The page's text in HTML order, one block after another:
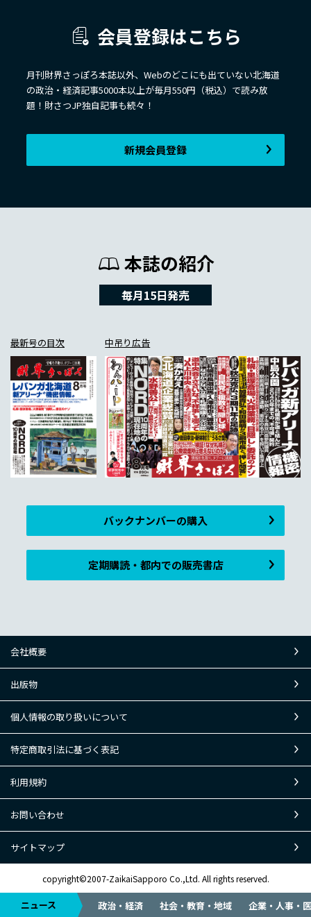
ニュース 政治・経済 社会・教育・地域 企業・人事・
会員登録はこちら
月刊財界さっぽろ本誌以外、Webのどこにも出ていない北海道
の政治・経済記事5000本以上が毎月550円（税込）で読み放
題！財さつJP独自記事も続々！
新規会員登録
本誌の紹介
毎月15日発売
最新号の目次 中吊り広告
バックナンバーの購入
定期購読・都内での販売書店
会社概要
出版物
個人情報の取り扱いについて
特定商取引法に基づく表記
利用規約
お問い合わせ
サイトマップ
copyright©2007-ZaikaiSapporo Co.,Ltd. All rights reserved.